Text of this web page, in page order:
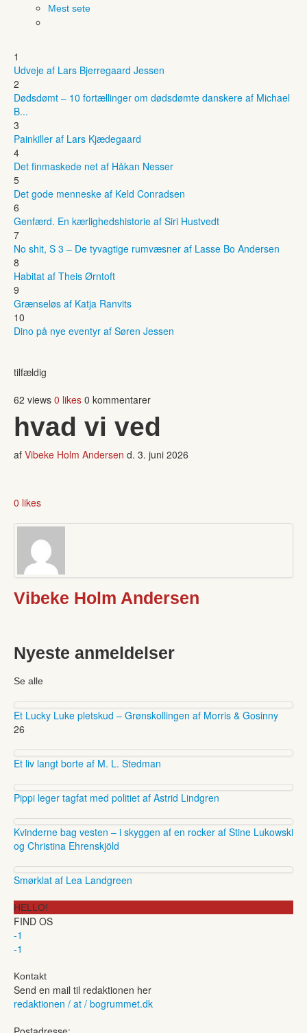
Mest sete
1
Udveje af Lars Bjerregaard Jessen
2
Dødsdømt – 10 fortællinger om dødsdømte danskere af Michael
B...
3
Painkiller af Lars Kjædegaard
4
Det finmaskede net af Håkan Nesser
5
Det gode menneske af Keld Conradsen
6
Genfærd. En kærlighedshistorie af Siri Hustvedt
7
No shit, S 3 – De tyvagtige rumvæsner af Lasse Bo Andersen
8
Habitat af Theis Ørntoft
9
Grænseløs af Katja Ranvits
10
Dino på nye eventyr af Søren Jessen
tilfældig
62 views 0 likes 0 kommentarer
hvad vi ved
af Vibeke Holm Andersen d. 3. juni 2026
0 likes
Vibeke Holm Andersen
Nyeste anmeldelser
Se alle
Et Lucky Luke pletskud – Grønskollingen af Morris & Gosinny
26
Et liv langt borte af M. L. Stedman
Pippi leger tagfat med politiet af Astrid Lindgren
Kvinderne bag vesten – i skyggen af en rocker af Stine Lukowski
og Christina Ehrenskjöld
Smørklat af Lea Landgreen
HELLO!
FIND OS
-1
-1
Kontakt
Send en mail til redaktionen her
redaktionen / at / bogrummet.dk